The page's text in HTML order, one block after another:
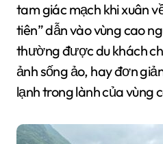
tam giác mạch khi xuân
tiên” dẫn vào vùng cao
thường được du khách
ảnh sống ảo, hay đơn
lạnh trong lành của vùng